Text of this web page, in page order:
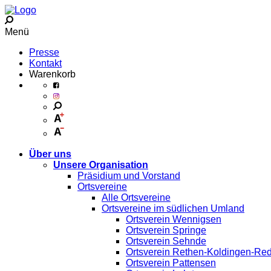
Menü
Presse
Kontakt
Warenkorb
Über uns
Unsere Organisation
Präsidium und Vorstand
Ortsvereine
Alle Ortsvereine
Ortsvereine im südlichen Umland
Ortsverein Wennigsen
Ortsverein Springe
Ortsverein Sehnde
Ortsverein Rethen-Koldingen-
Ortsverein Pattensen